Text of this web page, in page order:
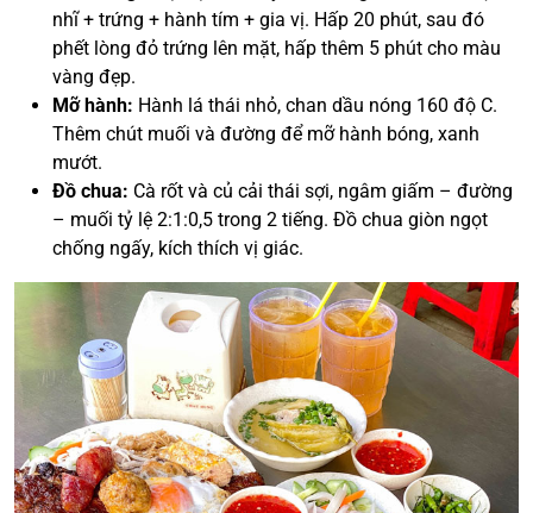
nhĩ + trứng + hành tím + gia vị. Hấp 20 phút, sau đó
phết lòng đỏ trứng lên mặt, hấp thêm 5 phút cho màu
vàng đẹp.
Mỡ hành: Hành lá thái nhỏ, chan dầu nóng 160 độ C.
Thêm chút muối và đường để mỡ hành bóng, xanh
mướt.
Đồ chua: Cà rốt và củ cải thái sợi, ngâm giấm – đường
– muối tỷ lệ 2:1:0,5 trong 2 tiếng. Đồ chua giòn ngọt
chống ngấy, kích thích vị giác.